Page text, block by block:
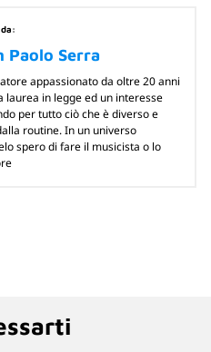
Paolo Serra
appassionato da oltre 20 anni
laurea in legge ed un interesse
per tutto ciò che è diverso e
routine. In un universo
spero di fare il musicista o lo